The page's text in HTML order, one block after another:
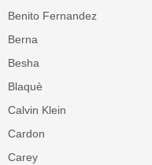
Benito Fernandez
Berna
Besha
Blaquè
Calvin Klein
Cardon
Carey